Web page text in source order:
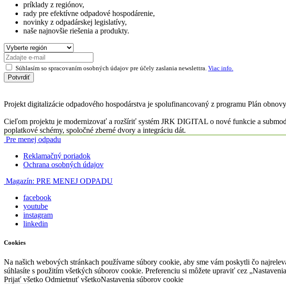
príklady z regiónov,
rady pre efektívne odpadové hospodárenie,
novinky z odpadárskej legislatívy,
naše najnovšie riešenia a produkty.
Súhlasím so spracovaním osobných údajov pre účely zaslania newslettra. Viac info.
Potvrdiť
Projekt digitalizácie odpadového hospodárstva je spolufinancovaný z programu Plán
Cieľom projektu je modernizovať a rozšíriť systém JRK DIGITAL o nové funkcie a
poplatkové schémy, spoločné zberné dvory a integráciu dát.
Pre menej odpadu
Reklamačný poriadok
Ochrana osobných údajov
Magazín: PRE MENEJ ODPADU
facebook
youtube
instagram
linkedin
Cookies
Na našich webových stránkach používame súbory cookie, aby sme vám poskytli čo
súhlasíte s použitím všetkých súborov cookie. Preferenciu si môžete upraviť cez
Prijať všetko Odmietnuť všetkoNastavenia súborov cookie